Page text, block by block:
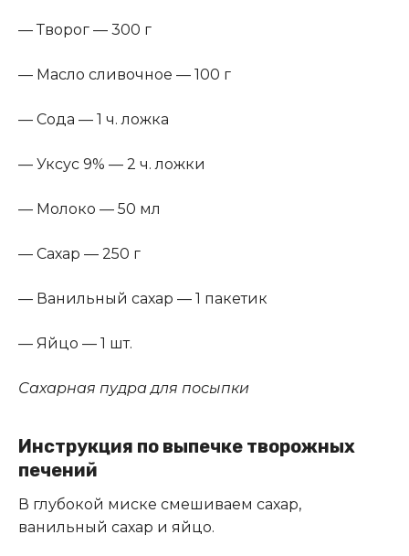
— Творог — 300 г
— Масло сливочное — 100 г
— Сода — 1 ч. ложка
— Уксус 9% — 2 ч. ложки
— Молоко — 50 мл
— Сахар — 250 г
— Ванильный сахар — 1 пакетик
— Яйцо — 1 шт.
Сахарная пудра для посыпки
Инструкция по выпечке творожных
печений
В глубокой миске смешиваем сахар,
ванильный сахар и яйцо.